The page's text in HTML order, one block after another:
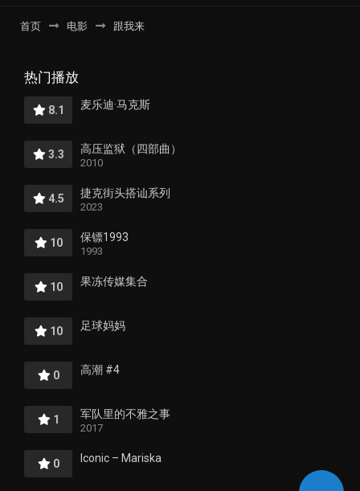
首页 电影 跟我来
热门播放
8.1 麦乐迪·马克斯
3.3 高压监狱（四部曲）
2010
4.5 捷克街头搭讪系列
2023
10 保镖1993
1993
10 果冻传媒集合
10 足球妈妈
0 高潮 #4
1 军队里的不雅之事
2017
0 Iconic – Mariska